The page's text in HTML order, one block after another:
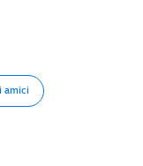
amici